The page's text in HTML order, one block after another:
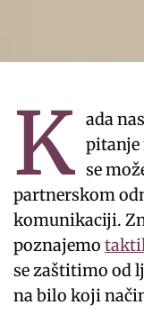
K ada
pitanje
se
partnerskom
komunikaciji.
poznajemo
se zaštitimo od
na bilo koji